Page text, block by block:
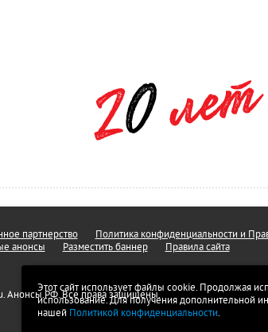
Этот сайт использует файлы cookie. Продолжая
использование. Для получения дополнительной
нашей Политикой конфиденциальности.
партнерство Политика конфиденциальности и
анонсы Разместить баннер Правила сайта
Анонсы.РФ. Все права защищены.